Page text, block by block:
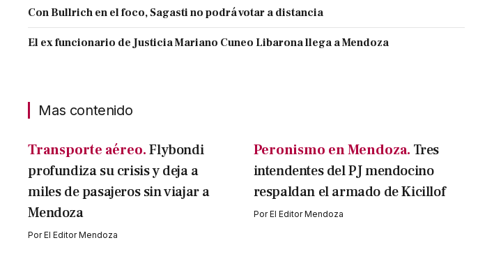
Con Bullrich en el foco, Sagasti no podrá votar a distancia
El ex funcionario de Justicia Mariano Cuneo Libarona llega a Mendoza
Mas contenido
Transporte aéreo. Flybondi
profundiza su crisis y deja a
miles de pasajeros sin viajar a
Mendoza
PorEl Editor Mendoza
Peronismo en Mendoza. Tres
intendentes del PJ mendocino
respaldan el armado de Kicillof
PorEl Editor Mendoza